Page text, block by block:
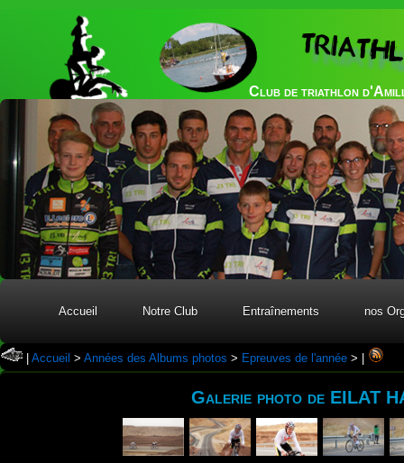
Club de triathlon
Accueil Notre Club Entraînements nos
Accueil > Années des Albums photos > Epreuves de l'année >
Galerie photo de EILAT